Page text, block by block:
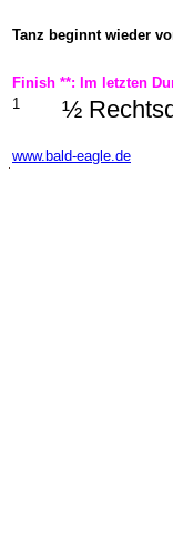
Tanz beginnt wieder
Finish **: Im letzten
1
½
www.bald-eagle.de